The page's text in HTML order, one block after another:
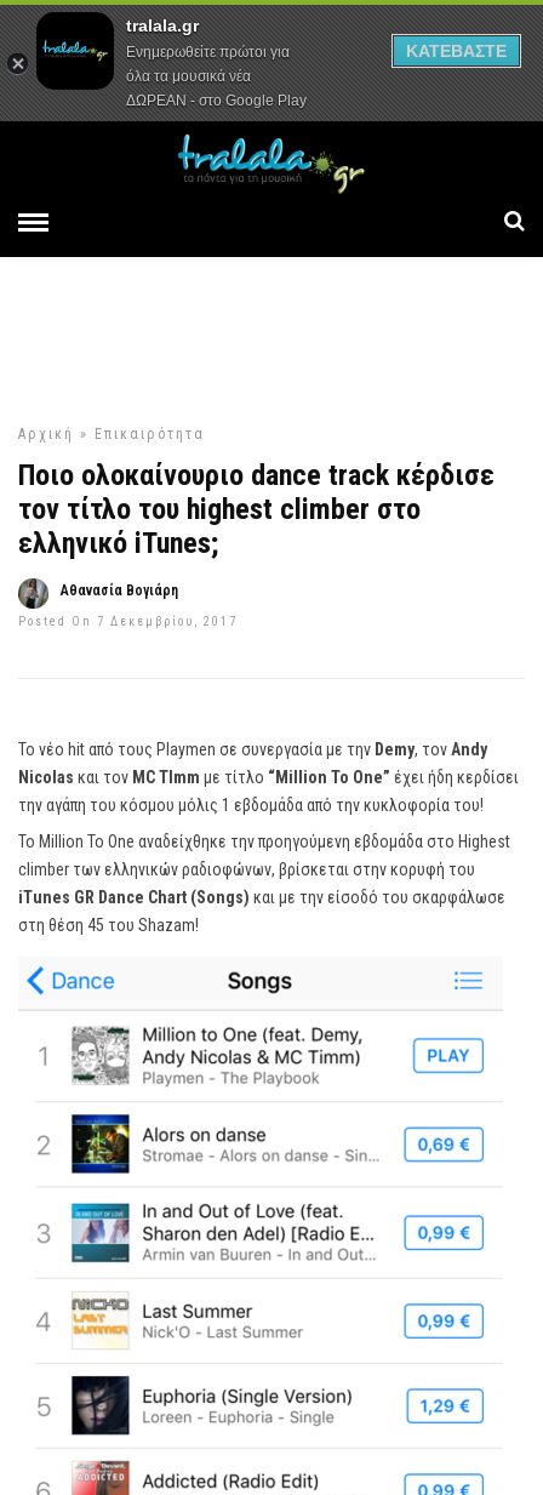
Αρχική Συνεντεύξεις Ρεπορτάζ
Αρχική » Επικαιρότητα
Ποιο ολοκαίνουριο dance track κέρδισε
τον τίτλο του highest climber στο
ελληνικό iTunes;
Αθανασία Βογιάρη
Posted On 7 Δεκεμβρίου, 2017
Το νέο hit από τους Playmen σε συνεργασία με την Demy, τονAndy
Nicolas και τον MC TImm με τίτλο “Million To One” έχει ήδη κερδίσει
την αγάπη του κόσμου μόλις 1 εβδομάδα από την κυκλοφορία του!
Το Million To One αναδείχθηκε την προηγούμενη εβδομάδα στο Highest
climber των ελληνικών ραδιοφώνων, βρίσκεται στην κορυφή του
iTunes GR Dance Chart (Songs) και με την είσοδό του σκαρφάλωσε
στη θέση 45 του Shazam!
tralala.gr
Ενημερωθείτε πρώτοι για
όλα τα μουσικά νέα
ΔΩΡΕΑΝ - στο Google Play
ΚΑΤΕΒΑΣΤΕ